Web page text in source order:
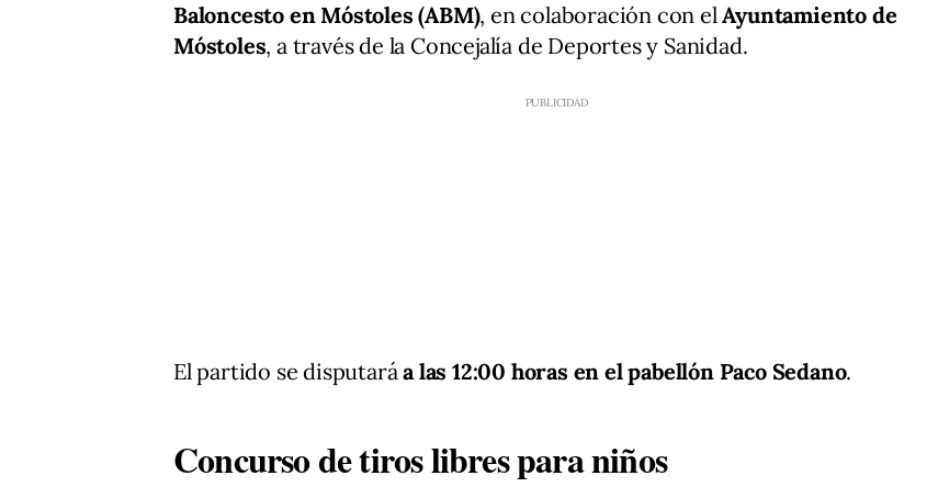
Baloncesto en Móstoles (ABM), en colaboración con elAyuntamiento de
Móstoles, a través de la Concejalía de Deportes y Sanidad.
El partido se disputaráa las 12:00 horas en el pabellón Paco Sedano.
Concurso de tiros libres para niños